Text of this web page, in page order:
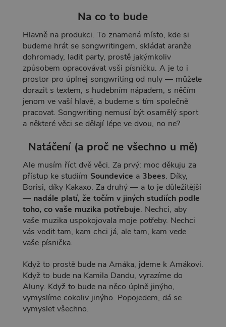
Na co to bude
Hlavně na produkci. To znamená místo, kde si
budeme hrát se songwritingem, skládat aranže
dohromady, ladit party, prostě jakýmkoliv
způsobem opracovávat vsši písničku. A je to i
prostor pro úplnej songwriting od nuly — můžete
dorazit s textem, s hudebním nápadem, s něčím
jenom ve vaší hlavě, a budeme s tím společně
pracovat. Songwriting nemusí být osamělý sport
a některé věci se dělají lépe ve dvou, no ne?
Natáčení (a proč ne všechno u mě)
Ale musím říct dvě věci. Za prvý: moc děkuju za
přístup ke studiím Soundevice a 3bees. Díky,
Borisi, díky Kakaxo. Za druhý — a to je důležitější
— nadále platí, že točím v jiných studiích podle
toho, co vaše muzika potřebuje. Nechci, aby
vaše muzika uspokojovala moje potřeby. Nechci
vás vodit tam, kam chci já, ale tam, kam vede
vaše písnička.
Když to prostě bude na Amáka, jdeme k Amákovi.
Když to bude na Kamila Dandu, vyrazíme do
Aluny. Když to bude na něco úplně jinýho,
vymyslíme cokoliv jinýho. Popojedem, dá se
vymyslet všechno.